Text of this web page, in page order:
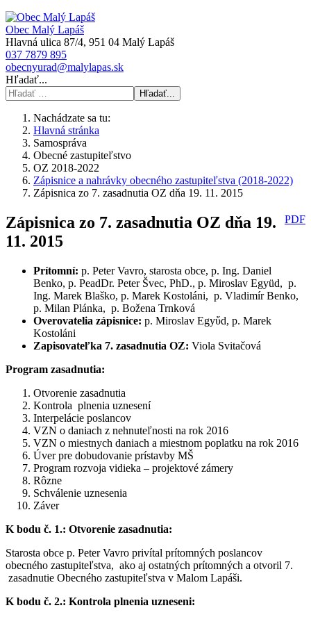
Obec Malý Lapáš
Hlavná ulica 87/4, 951 04 Malý Lapáš
037 7879 895
obecnyurad@malylapas.sk
Hľadať...
Hľadať...
Nachádzate sa tu:
Hlavná stránka
Samospráva
Obecné zastupiteľstvo
OZ 2018-2022
Zápisnice a nahrávky obecného zastupiteľstva (2018-2022)
Zápisnica zo 7. zasadnutia OZ dňa 19. 11. 2015
PDF
Zápisnica zo 7. zasadnutia OZ dňa 19.
11. 2015
Prítomní: p. Peter Vavro, starosta obce, p. Ing. Daniel
Benko, p. PeadDr. Peter Švec, PhD., p. Miroslav Együd, p.
Ing. Marek Blaško, p. Marek Kostoláni, p. Vladimír Benko,
p. Milan Plánka, p. Božena Trnková
Overovatelia zápisnice: p. Miroslav Egyὔd, p. Marek
Kostoláni
Zapisovateľka 7. zasadnutia OZ: Viola Svitačová
Program zasadnutia:
Otvorenie zasadnutia
Kontrola plnenia uznesení
Interpelácie poslancov
VZN o daniach z nehnuteľnosti na rok 2016
VZN o miestnych daniach a miestnom poplatku na rok 2016
Úver pre dobudovanie prístavby MŠ
Program rozvoja vidieka – projektové zámery
Rôzne
Schválenie uznesenia
Záver
K bodu č. 1.: Otvorenie zasadnutia:
Starosta obce p. Peter Vavro privítal prítomných poslancov
obecného zastupiteľstva, ako aj ostatných prítomných a otvoril 7.
zasadnutie Obecného zastupiteľstva v Malom Lapáši.
K bodu č. 2.: Kontrola plnenia uzneseni: